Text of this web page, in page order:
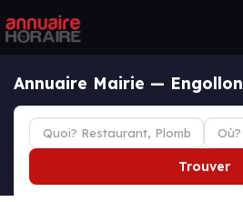
Annuaire Mairie — Engollon
Trouver